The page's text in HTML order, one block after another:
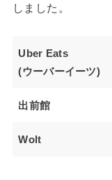
しました。
Uber Eats
(ウーバーイーツ)
出前館
Wolt